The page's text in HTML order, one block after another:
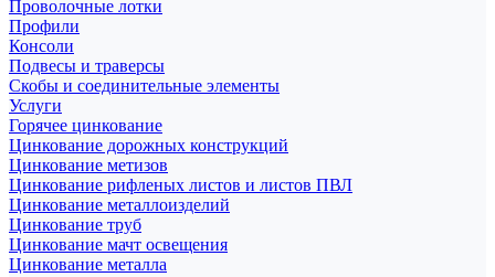
Проволочные лотки
Профили
Консоли
Подвесы и траверсы
Скобы и соединительные элементы
Услуги
Горячее цинкование
Цинкование дорожных конструкций
Цинкование метизов
Цинкование рифленых листов и листов ПВЛ
Цинкование металлоизделий
Цинкование труб
Цинкование мачт освещения
Цинкование металла